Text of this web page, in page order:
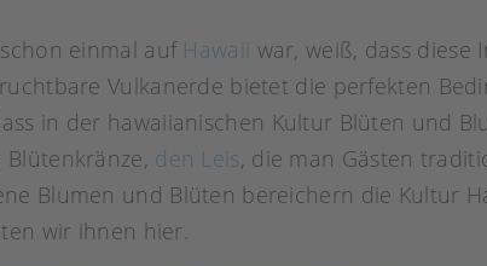
einmal auf Hawaii
war, weiß, dass
Vulkanerde bietet die perfekten
in der hawaiianischen Kultur Blüten und
den Leis, die man Gästen
Blumen und Blüten bereichern die Kultur
wir ihnen hier.